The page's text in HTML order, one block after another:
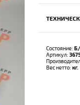
Состояние:
Артикул:
Вес нетто: кг.